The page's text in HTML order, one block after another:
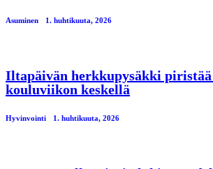
Asuminen 1. huhtikuuta, 2026
Iltapäivän herkkupysäkki piristää
kouluviikon keskellä
Hyvinvointi 1. huhtikuuta, 2026